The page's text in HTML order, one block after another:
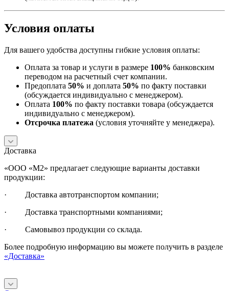
Условия оплаты
Для вашего удобства доступны гибкие условия оплаты:
Оплата за товар и услуги в размере 100% банковским
переводом на расчетный счет компании.
Предоплата 50% и доплата 50% по факту поставки
(обсуждается индивидуально с менеджером).
Оплата 100% по факту поставки товара (обсуждается
индивидуально с менеджером).
Отсрочка платежа (условия уточняйте у менеджера).
Доставка
«ООО «М2» предлагает следующие варианты доставки
продукции:
· Доставка автотранспортом компании;
· Доставка транспортными компаниями;
· Самовывоз продукции со склада.
Более подробную информацию вы можете получить в разделе
«Доставка»